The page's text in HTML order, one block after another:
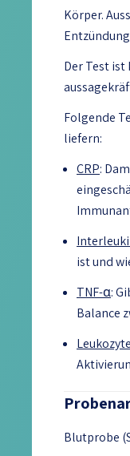
Körper.
Der Test
Folgende
liefern:
CRP:
ist und
TNF-α:
Balance
Blutprobe